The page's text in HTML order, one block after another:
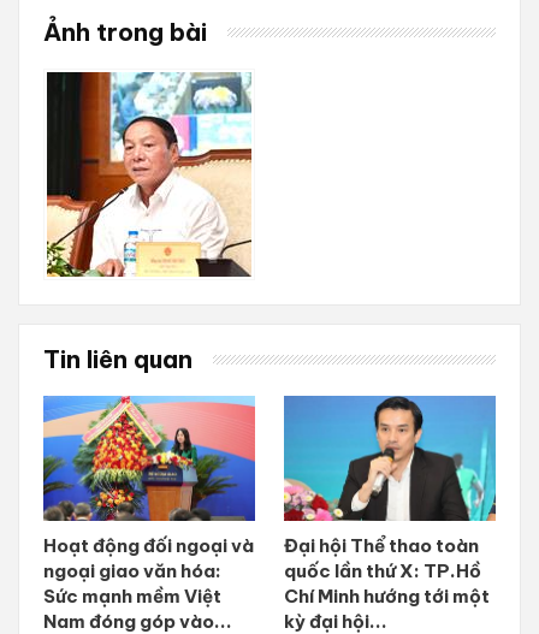
Ảnh trong bài
Tin liên quan
Hoạt động đối ngoại và
ngoại giao văn hóa:
Sức mạnh mềm Việt
Nam đóng góp vào...
Đại hội Thể thao toàn
quốc lần thứ X: TP.Hồ
Chí Minh hướng tới một
kỳ đại hội...